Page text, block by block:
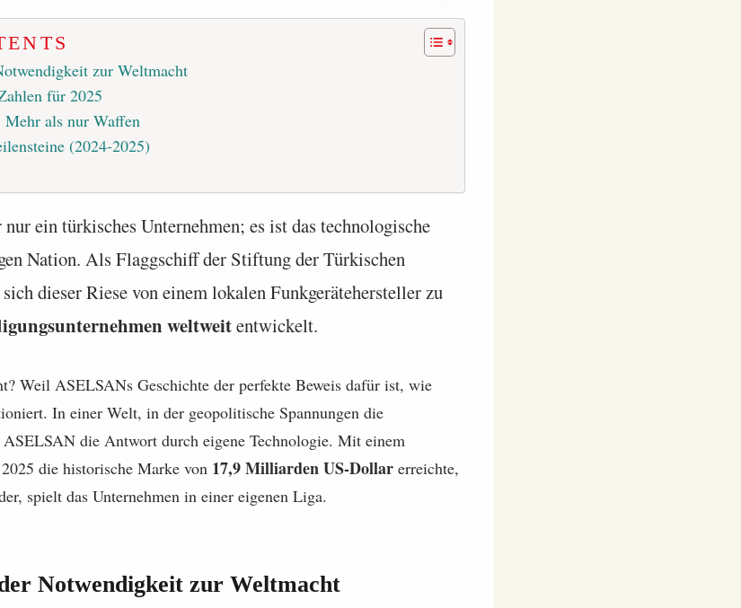
zur Weltmacht
für 2025
als nur Waffen
(2024-2025)
ein türkisches Unternehmen; es ist das technologische
Nation. Als Flaggschiff der Stiftung der Türkischen
dieser Riese von einem lokalen Funkgerätehersteller zu
weltweitentwickelt.
Weil ASELSANs Geschichte der perfekte Beweis dafür ist, wie
In einer Welt, in der geopolitische Spannungen die
die Antwort durch eigene Technologie. Mit einem
die historische Marke von 17,9 Milliarden US-Dollar erreichte,
spielt das Unternehmen in einer eigenen Liga.
Notwendigkeit zur Weltmacht